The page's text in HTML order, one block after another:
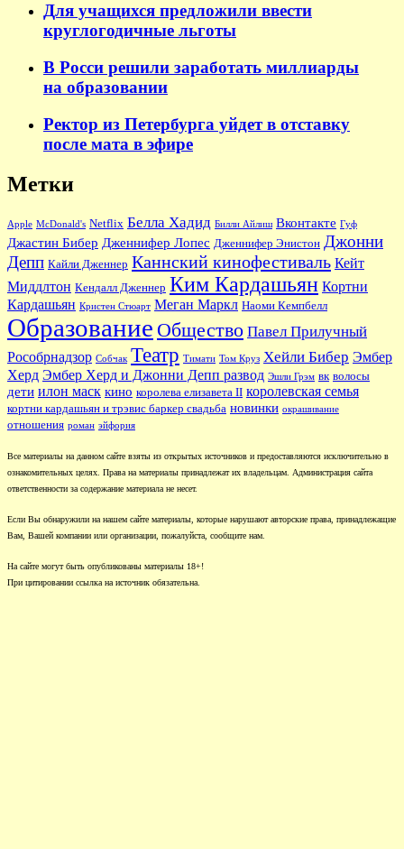
Для учащихся предложили ввести
круглогодичные льготы
В Росси решили заработать миллиарды
на образовании
Ректор из Петербурга уйдет в отставку
после мата в эфире
Метки
Apple McDonald's Netflix Белла Хадид Билли Айлиш Вконтакте Гуф
Джастин Бибер Дженнифер Лопес Дженнифер Энистон Джонни
Депп Кайли Дженнер Каннский кинофестиваль Кейт
Миддлтон Кендалл Дженнер Ким Кардашьян Кортни
Кардашьян Кристен Стюарт Меган Маркл Наоми Кемпбелл
Образование Общество Павел Прилучный
Рособрнадзор Собчак Театр Тимати Том Круз Хейли Бибер Эмбер
Херд Эмбер Херд и Джонни Депп развод Эшли Грэм вк волосы
дети илон маск кино королева елизавета II королевская семья
кортни кардашьян и трэвис баркер свадьба новинки окрашивание
отношения роман эйфория
Все материалы на данном сайте взяты из открытых источников и предоставляются исключительно в
ознакомительных целях. Права на материалы принадлежат их владельцам. Администрация сайта
ответственности за содержание материала не несет.
Если Вы обнаружили на нашем сайте материалы, которые нарушают авторские права, принадлежащие
Вам, Вашей компании или организации, пожалуйста, сообщите нам.
На сайте могут быть опубликованы материалы 18+!
При цитировании ссылка на источник обязательна.